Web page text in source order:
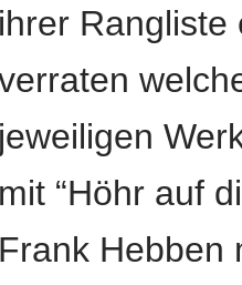
ihrer Rangliste
jeweiligen
mit “Höhr auf
Frank Hebben